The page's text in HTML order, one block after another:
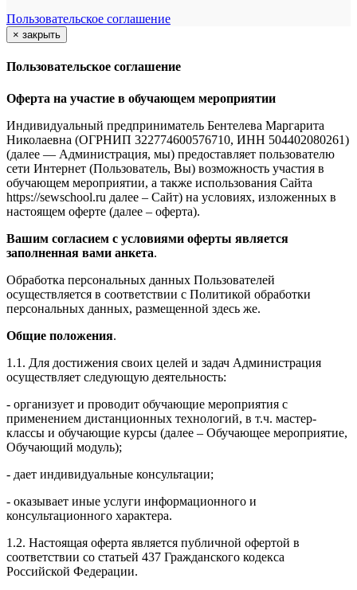
Пользовательское соглашение
× закрыть
Пользовательское соглашение
Оферта на участие в обучающем мероприятии
Индивидуальный предприниматель Бентелева Маргарита
Николаевна (ОГРНИП 322774600576710, ИНН 504402080261)
(далее — Администрация, мы) предоставляет пользователю
сети Интернет (Пользователь, Вы) возможность участия в
обучающем мероприятии, а также использования Сайта
https://sewschool.ru далее – Сайт) на условиях, изложенных в
настоящем оферте (далее – оферта).
Вашим согласием с условиями оферты является
заполненная вами анкета.
Обработка персональных данных Пользователей
осуществляется в соответствии с Политикой обработки
персональных данных, размещенной здесь же.
Общие положения.
1.1. Для достижения своих целей и задач Администрация
осуществляет следующую деятельность:
- организует и проводит обучающие мероприятия с
применением дистанционных технологий, в т.ч. мастер-
классы и обучающие курсы (далее – Обучающее мероприятие,
Обучающий модуль);
- дает индивидуальные консультации;
- оказывает иные услуги информационного и
консультационного характера.
1.2. Настоящая оферта является публичной офертой в
соответствии со статьей 437 Гражданского кодекса
Российской Федерации.